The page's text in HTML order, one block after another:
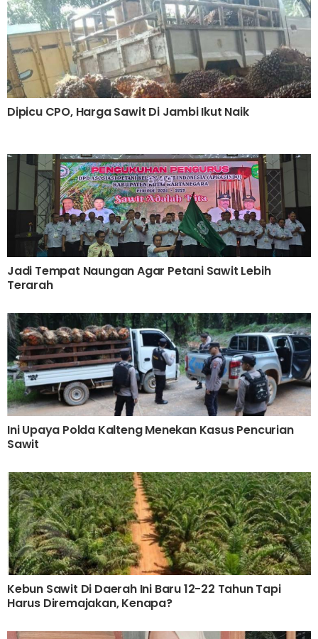
Dipicu CPO, Harga Sawit Di Jambi Ikut Naik
Jadi Tempat Naungan Agar Petani Sawit Lebih
Terarah
Ini Upaya Polda Kalteng Menekan Kasus Pencurian
Sawit
Kebun Sawit Di Daerah Ini Baru 12-22 Tahun Tapi
Harus Diremajakan, Kenapa?